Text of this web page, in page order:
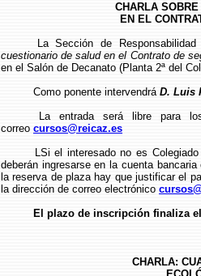
CHARLA
EN EL
La Sección de
cuestionario de salud en el Contrato de
en el Salón de Decanato (Planta 2ª del
Como ponente intervendrá D. Luis
La entrada será libre para
correo cursos@reicaz.es
LSi el interesado no es
deberán ingresarse en la cuenta
la reserva de plaza hay que justificar el
la dirección de correo electrónico
El plazo de inscripción finaliza
CHARLA: